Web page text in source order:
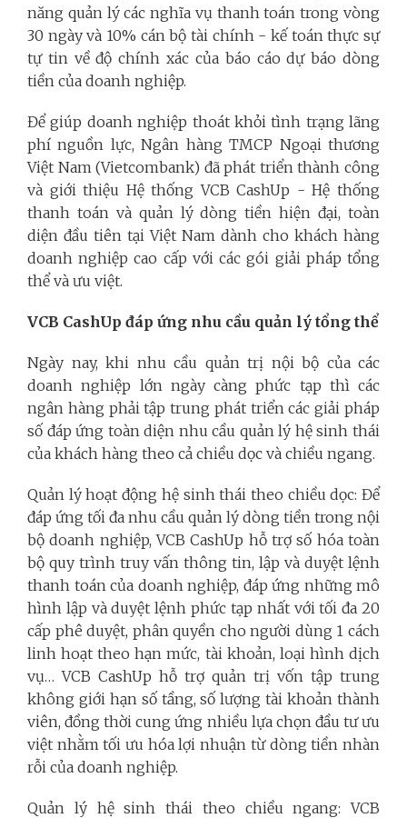
năng quản lý các nghĩa vụ thanh toán trong vòng
30 ngày và 10% cán bộ tài chính - kế toán thực sự
tự tin về độ chính xác của báo cáo dự báo dòng
tiền của doanh nghiệp.
Để giúp doanh nghiệp thoát khỏi tình trạng lãng
phí nguồn lực, Ngân hàng TMCP Ngoại thương
Việt Nam (Vietcombank) đã phát triển thành công
và giới thiệu Hệ thống VCB CashUp - Hệ thống
thanh toán và quản lý dòng tiền hiện đại, toàn
diện đầu tiên tại Việt Nam dành cho khách hàng
doanh nghiệp cao cấp với các gói giải pháp tổng
thể và ưu việt.
VCB CashUp đáp ứng nhu cầu quản lý tổng thể
Ngày nay, khi nhu cầu quản trị nội bộ của các
doanh nghiệp lớn ngày càng phức tạp thì các
ngân hàng phải tập trung phát triển các giải pháp
số đáp ứng toàn diện nhu cầu quản lý hệ sinh thái
của khách hàng theo cả chiều dọc và chiều ngang.
Quản lý hoạt động hệ sinh thái theo chiều dọc: Để
đáp ứng tối đa nhu cầu quản lý dòng tiền trong nội
bộ doanh nghiệp, VCB CashUp hỗ trợ số hóa toàn
bộ quy trình truy vấn thông tin, lập và duyệt lệnh
thanh toán của doanh nghiệp, đáp ứng những mô
hình lập và duyệt lệnh phức tạp nhất với tối đa 20
cấp phê duyệt, phân quyền cho người dùng 1 cách
linh hoạt theo hạn mức, tài khoản, loại hình dịch
vụ… VCB CashUp hỗ trợ quản trị vốn tập trung
không giới hạn số tầng, số lượng tài khoản thành
viên, đồng thời cung ứng nhiều lựa chọn đầu tư ưu
việt nhằm tối ưu hóa lợi nhuận từ dòng tiền nhàn
rỗi của doanh nghiệp.
Quản lý hệ sinh thái theo chiều ngang: VCB